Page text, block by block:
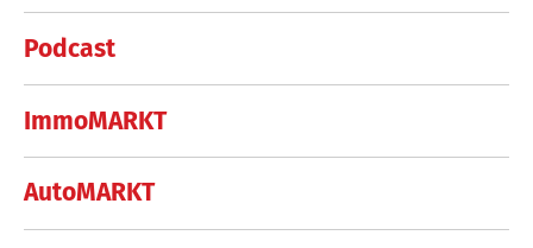
Podcast
ImmoMARKT
AutoMARKT